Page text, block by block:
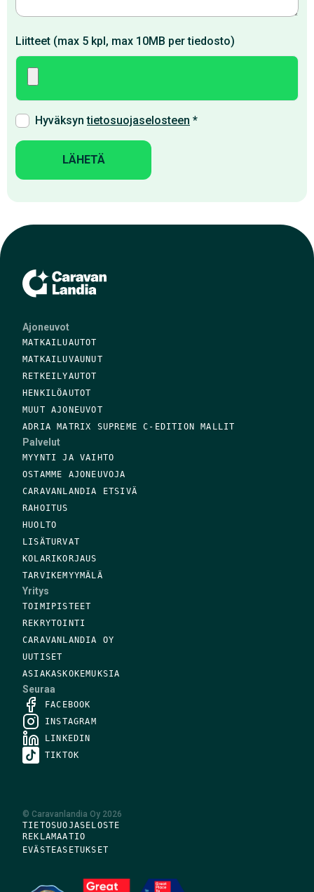
Liitteet (max 5 kpl, max 10MB per tiedosto)
Hyväksyntietosuojaselosteen *
LÄHETÄ
Ajoneuvot
MATKAILUAUTOT
MATKAILUVAUNUT
RETKEILYAUTOT
HENKILÖAUTOT
MUUT AJONEUVOT
ADRIA MATRIX SUPREME C-EDITION MALLIT
Palvelut
MYYNTI JA VAIHTO
OSTAMME AJONEUVOJA
CARAVANLANDIA ETSIVÄ
RAHOITUS
HUOLTO
LISÄTURVAT
KOLARIKORJAUS
TARVIKEMYYMÄLÄ
Yritys
TOIMIPISTEET
REKRYTOINTI
CARAVANLANDIA OY
UUTISET
ASIAKASKOKEMUKSIA
Seuraa
FACEBOOK
INSTAGRAM
LINKEDIN
TIKTOK
© Caravanlandia Oy 2026
TIETOSUOJASELOSTE
REKLAMAATIO
EVÄSTEASETUKSET